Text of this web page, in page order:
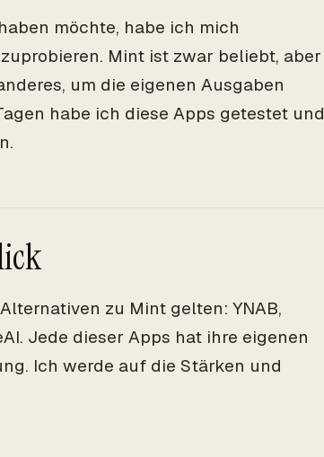
möchte, habe ich mich
Mint ist zwar beliebt, aber
um die eigenen Ausgaben
habe ich diese Apps getestet und
zu Mint gelten: YNAB,
Jede dieser Apps hat ihre eigenen
Ich werde auf die Stärken und